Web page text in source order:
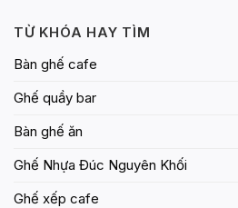
TỪ KHÓA HAY TÌM
Bàn ghế cafe
Ghế quầy bar
Bàn ghế ăn
Ghế Nhựa Đúc Nguyên Khối
Ghế xếp cafe